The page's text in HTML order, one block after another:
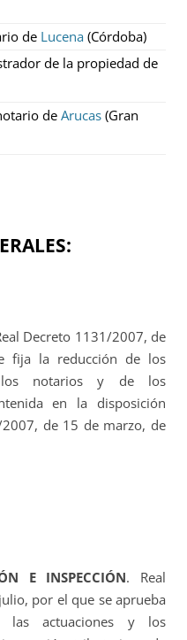
de Lucena (Córdoba)
de la propiedad de
deArucas (Gran
Decreto 1131/2007, de
fija la reducción de los
los notarios y de los
en la disposición
de 15 de marzo, de
E INSPECCIÓN. Real
por el que se aprueba
las actuaciones y los